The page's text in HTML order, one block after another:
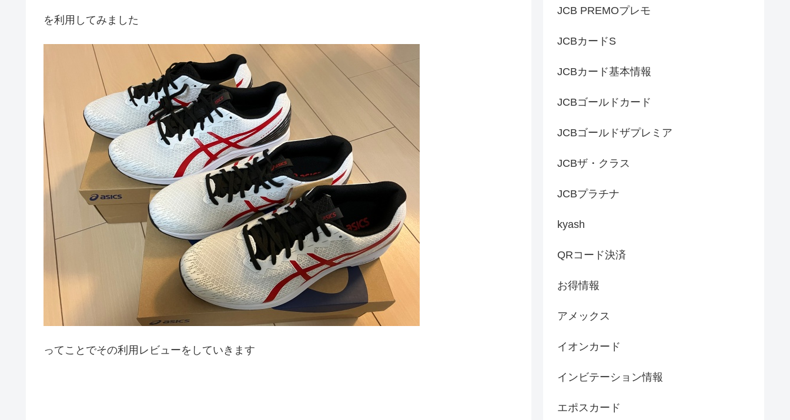
を利用してみました
ってことでその利用レビューをしていきます
JCB PREMOプレモ
JCBカードS
JCBカード基本情報
JCBゴールドカード
JCBゴールドザプレミア
JCBザ・クラス
JCBプラチナ
kyash
QRコード決済
お得情報
アメックス
イオンカード
インビテーション情報
エポスカード